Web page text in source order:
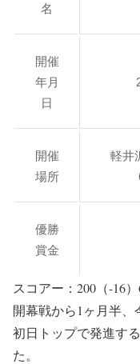
名
開催
年月
日
開催
場所
軽井
優勝
賞金
スコアー：200（-16
開幕戦から1ヶ月半
初日トップで発進す
た。